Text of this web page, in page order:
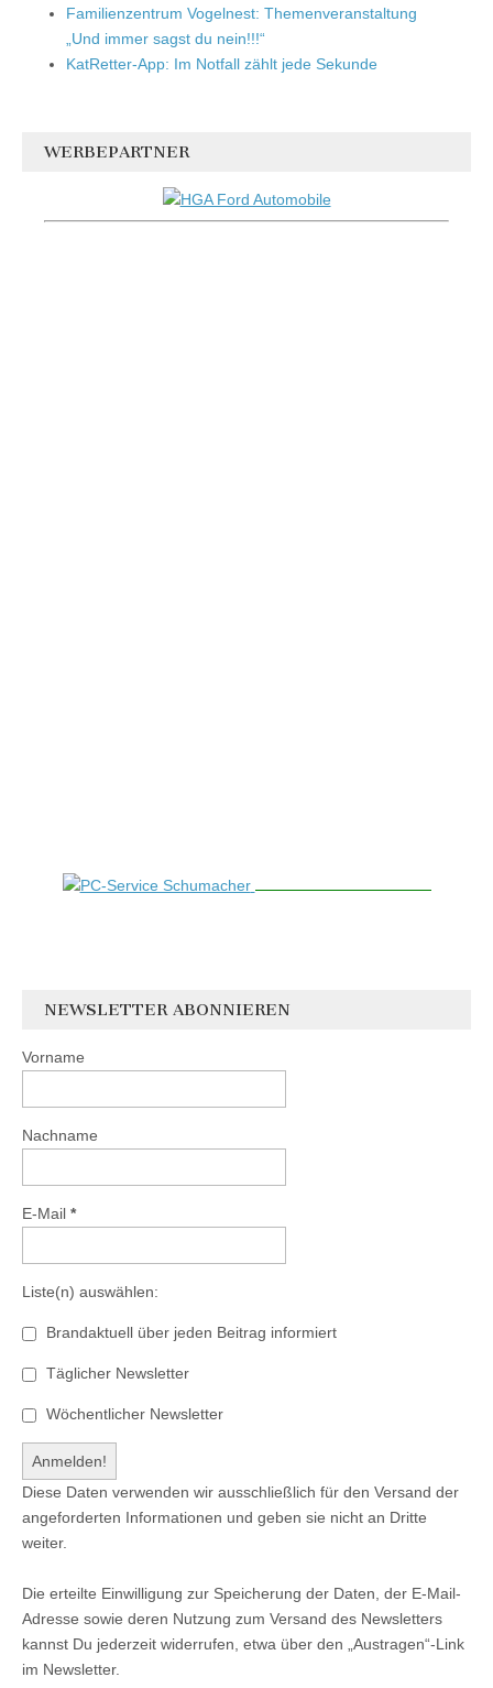
Familienzentrum Vogelnest: Themenveranstaltung
„Und immer sagst du nein!!!“
KatRetter-App: Im Notfall zählt jede Sekunde
WERBEPARTNER
NEWSLETTER ABONNIEREN
Vorname
Nachname
E-Mail *
Liste(n) auswählen:
Brandaktuell über jeden Beitrag informiert
Täglicher Newsletter
Wöchentlicher Newsletter
Diese Daten verwenden wir ausschließlich für den Versand der
angeforderten Informationen und geben sie nicht an Dritte
weiter.
Die erteilte Einwilligung zur Speicherung der Daten, der E-Mail-
Adresse sowie deren Nutzung zum Versand des Newsletters
kannst Du jederzeit widerrufen, etwa über den „Austragen“-Link
im Newsletter.